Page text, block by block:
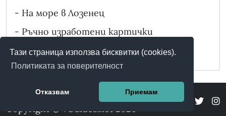
Тази страница използва бисквитки (cookies).
Политиката за поверителност
Отказвам Приемам
- На море в Лозенец
- Ръчно изработени картички
-Забележителности в България
Copyright © vGuides.net 2026